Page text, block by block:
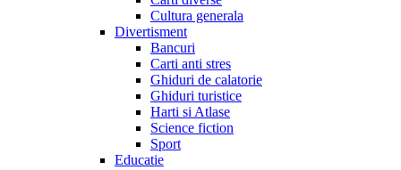
Cultura generala
Divertisment
Bancuri
Carti anti stres
Ghiduri de calatorie
Ghiduri turistice
Harti si Atlase
Science fiction
Sport
Educatie